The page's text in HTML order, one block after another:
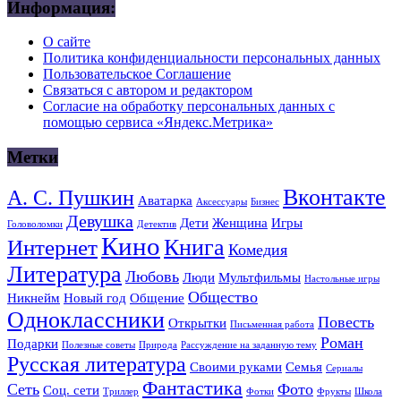
Информация:
О сайте
Политика конфиденциальности персональных данных
Пользовательское Соглашение
Связаться с автором и редактором
Согласие на обработку персональных данных с
помощью сервиса «Яндекс.Метрика»
Метки
А. С. Пушкин Аватарка Аксессуары Бизнес Вконтакте
Головоломки Девушка Детектив Дети Женщина Игры
ИнтернетКиноКнига Комедия
Литература Любовь Люди Мультфильмы Настольные игры
Никнейм Новый год Общение Общество
Одноклассники Открытки Письменная работа Повесть
Подарки Полезные советы Природа Рассуждение на заданную тему Роман
Русская литература Своими руками Семья Сериалы
Сеть Соц. сети Триллер Фантастика Фотки Фото Фрукты Школа